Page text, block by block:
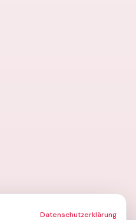
Datenschutzerklärung